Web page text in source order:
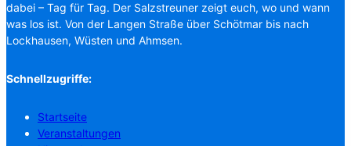
dabei – Tag für Tag. Der Salzstreuner zeigt euch, wo und wann
was los ist. Von der Langen Straße über Schötmar bis nach
Lockhausen, Wüsten und Ahmsen.
Schnellzugriffe:
Startseite
Veranstaltungen